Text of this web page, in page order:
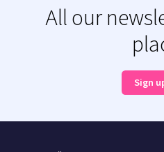
All our
Sign